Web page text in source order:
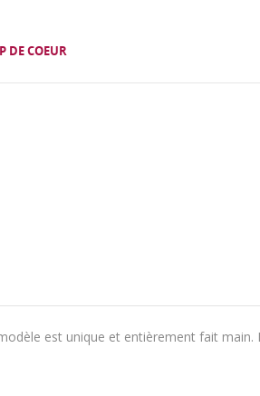
DE COEUR
est unique et entièrement fait